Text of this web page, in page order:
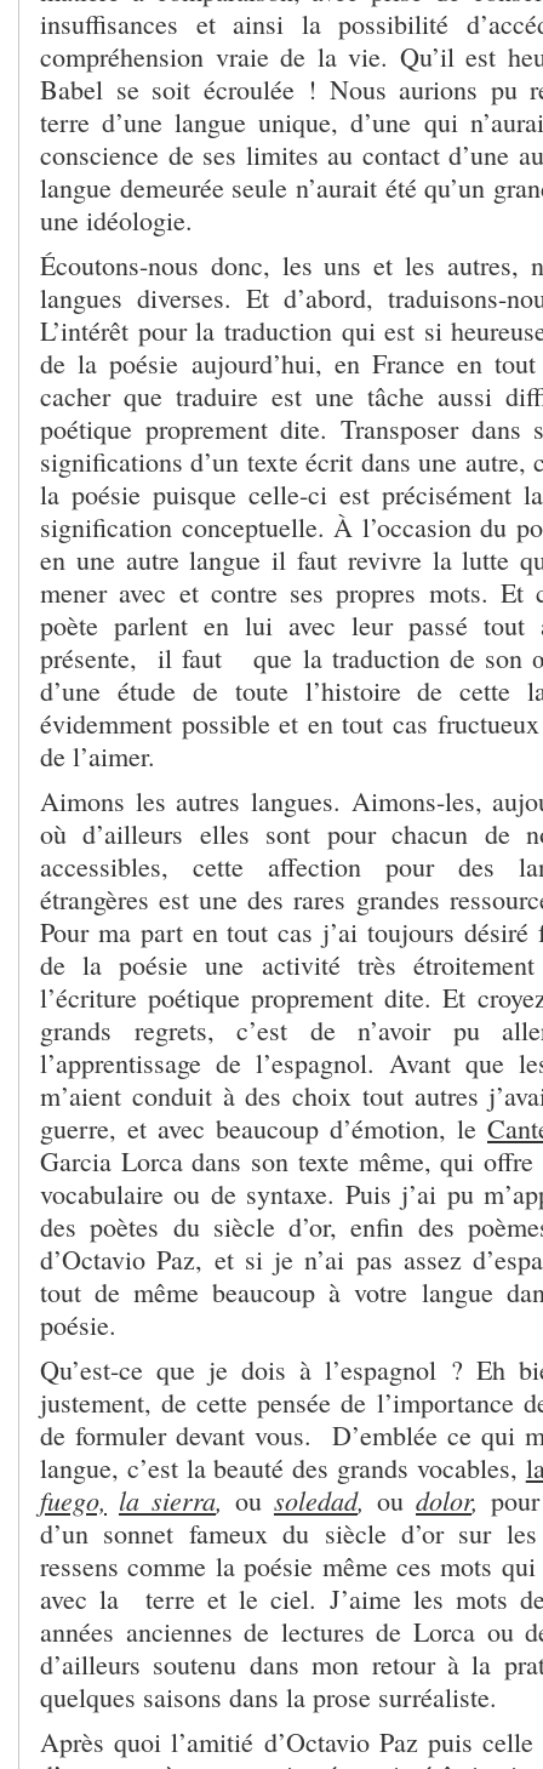
insuffisances et ainsi la possibilité
compréhension vraie de la vie. Qu’il est
Babel se soit écroulée ! Nous aurions pu
terre d’une langue unique, d’une qui
conscience de ses limites au contact d’une
langue demeurée seule n’aurait été qu’un
une idéologie.
Écoutons-nous donc, les uns et les autres,
langues diverses. Et d’abord, traduisons-
L’intérêt pour la traduction qui est si
de la poésie aujourd’hui, en France en
cacher que traduire est une tâche aussi
poétique proprement dite. Transposer dans
significations d’un texte écrit dans une autre,
la poésie puisque celle-ci est précisément
signification conceptuelle. À l’occasion du
en une autre langue il faut revivre la lutte
mener avec et contre ses propres mots. Et
poète parlent en lui avec leur passé tout
présente, il faut que la traduction de son
d’une étude de toute l’histoire de cette
évidemment possible et en tout cas
de l’aimer.
Aimons les autres langues. Aimons-les,
où d’ailleurs elles sont pour chacun de
accessibles, cette affection pour des
étrangères est une des rares grandes
Pour ma part en tout cas j’ai toujours
de la poésie une activité très étroitement
l’écriture poétique proprement dite. Et
grands regrets, c’est de n’avoir pu
l’apprentissage de l’espagnol. Avant que
m’aient conduit à des choix tout autres
guerre, et avec beaucoup d’émotion, le
Garcia Lorca dans son texte même, qui
vocabulaire ou de syntaxe. Puis j’ai pu
des poètes du siècle d’or, enfin des
d’Octavio Paz, et si je n’ai pas assez
tout de même beaucoup à votre langue
poésie.
Qu’est-ce que je dois à l’espagnol ? Eh
justement, de cette pensée de l’importance
de formuler devant vous. D’emblée ce qui
langue, c’est la beauté des grands vocables,
fuego, la sierra, ou soledad, ou dolor,
d’un sonnet fameux du siècle d’or sur
ressens comme la poésie même ces mots
avec la terre et le ciel. J’aime les mots
années anciennes de lectures de Lorca ou
d’ailleurs soutenu dans mon retour à la
quelques saisons dans la prose surréaliste.
Après quoi l’amitié d’Octavio Paz puis